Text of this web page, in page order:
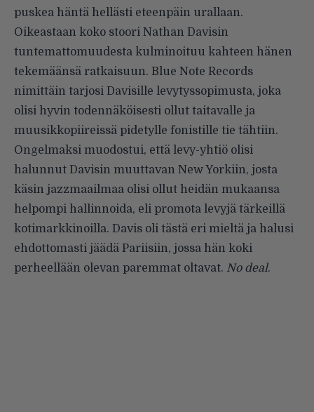
puskea häntä hellästi eteenpäin urallaan.
Oikeastaan koko stoori Nathan Davisin
tuntemattomuudesta kulminoituu kahteen hänen
tekemäänsä ratkaisuun. Blue Note Records
nimittäin tarjosi Davisille levytyssopimusta, joka
olisi hyvin todennäköisesti ollut taitavalle ja
muusikkopiireissä pidetylle fonistille tie tähtiin.
Ongelmaksi muodostui, että levy-yhtiö olisi
halunnut Davisin muuttavan New Yorkiin, josta
käsin jazzmaailmaa olisi ollut heidän mukaansa
helpompi hallinnoida, eli promota levyjä tärkeillä
kotimarkkinoilla. Davis oli tästä eri mieltä ja halusi
ehdottomasti jäädä Pariisiin, jossa hän koki
perheellään olevan paremmat oltavat. No deal.